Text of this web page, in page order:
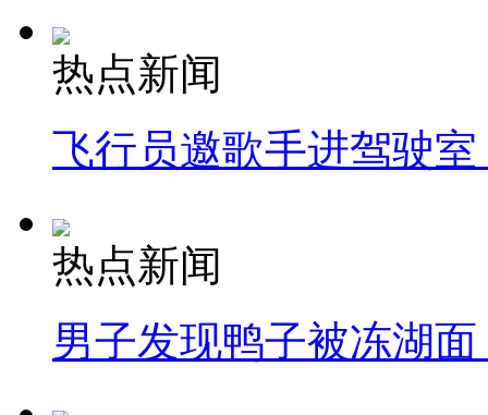
热点新闻
飞行员邀歌手进驾驶
热点新闻
男子发现鸭子被冻湖